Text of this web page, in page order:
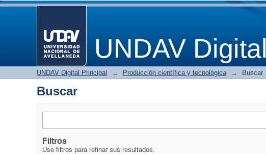
UNDAV Digital
Buscar
UNDAV Digital Principal → Producción científica y tecnológica → Buscar
Buscar
Filtros
Use filtros para refinar sus resultados.